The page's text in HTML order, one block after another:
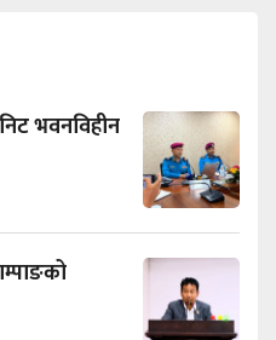
भवनविहीन